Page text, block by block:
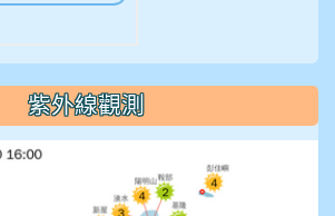
紫外線觀測